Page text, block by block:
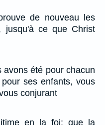
de nouveau les
jusqu'à ce que Christ
été pour chacun
ses enfants, vous
conjurant
en la foi: que la